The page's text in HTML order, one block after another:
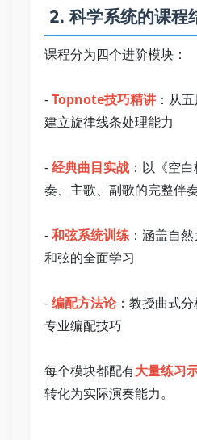
2. 科学系统的课程
课程分为四个进阶模块：
- Topnote技巧精讲 ：从
建立旋律线条处理能力
- 经典曲目实战 ：以《空
奏、主歌、副歌的完整伴
- 和弦系统训练 ：涵盖自
和弦的全面学习
- 编配方法论：教授曲式
专业编配技巧
每个模块都配有大量练习
转化为实际演奏能力。